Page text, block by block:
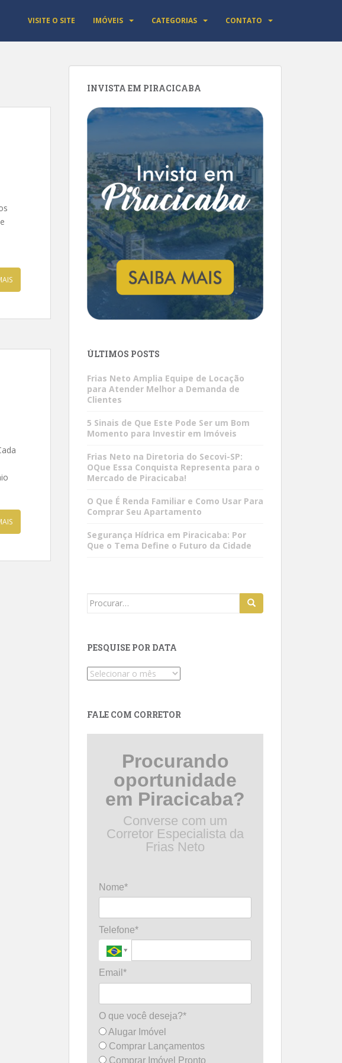
VISITE O SITE IMÓVEIS CATEGORIAS CONTATO
INVISTA EM PIRACICABA
ÚLTIMOS POSTS
Frias Neto Amplia Equipe de Locação
para Atender Melhor a Demanda de
Clientes
5 Sinais de Que Este Pode Ser um Bom
Momento para Investir em Imóveis
Frias Neto na Diretoria do Secovi-SP:
OQue Essa Conquista Representa para o
Mercado de Piracicaba!
O Que É Renda Familiar e Como Usar Para
Comprar Seu Apartamento
Segurança Hídrica em Piracicaba: Por
Que o Tema Define o Futuro da Cidade
Search
PESQUISE POR DATA
Pesquise
FALE COM CORRETOR
Procurando
oportunidade
em Piracicaba?
Converse com um
Corretor Especialista da
Frias Neto
Nome*
Telefone*
Email*
O que você deseja?*
Alugar Imóvel
Comprar Lançamentos
Comprar Imóvel Pronto